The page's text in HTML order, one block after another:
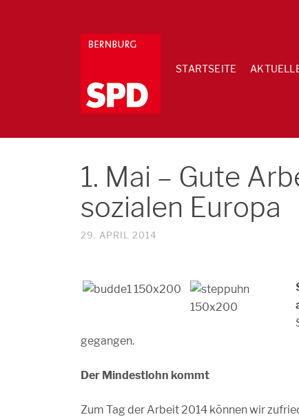
STARTSEITE
1. Mai – Gute
sozialen Europa
29. APRIL 2014
gegangen.
Der Mindestlohn kommt
Zum Tag der Arbeit 2014 können wir